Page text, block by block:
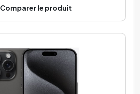
Comparer le produit